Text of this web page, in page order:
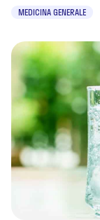
MEDICINA GENERALE